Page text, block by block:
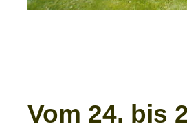
Vom 24. bis